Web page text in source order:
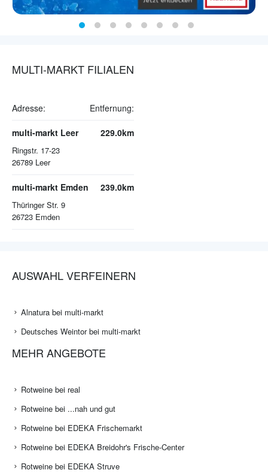
MULTI-MARKT FILIALEN
Adresse: Entfernung:
multi-markt Leer
Ringstr. 17-23
26789 Leer
229.0km
multi-markt Emden
Thüringer Str. 9
26723 Emden
239.0km
AUSWAHL VERFEINERN
Alnatura bei multi-markt
Deutsches Weintor bei multi-markt
MEHR ANGEBOTE
Rotweine bei real
Rotweine bei ...nah und gut
Rotweine bei EDEKA Frischemarkt
Rotweine bei EDEKA Breidohr's Frische-Center
Rotweine bei EDEKA Struve